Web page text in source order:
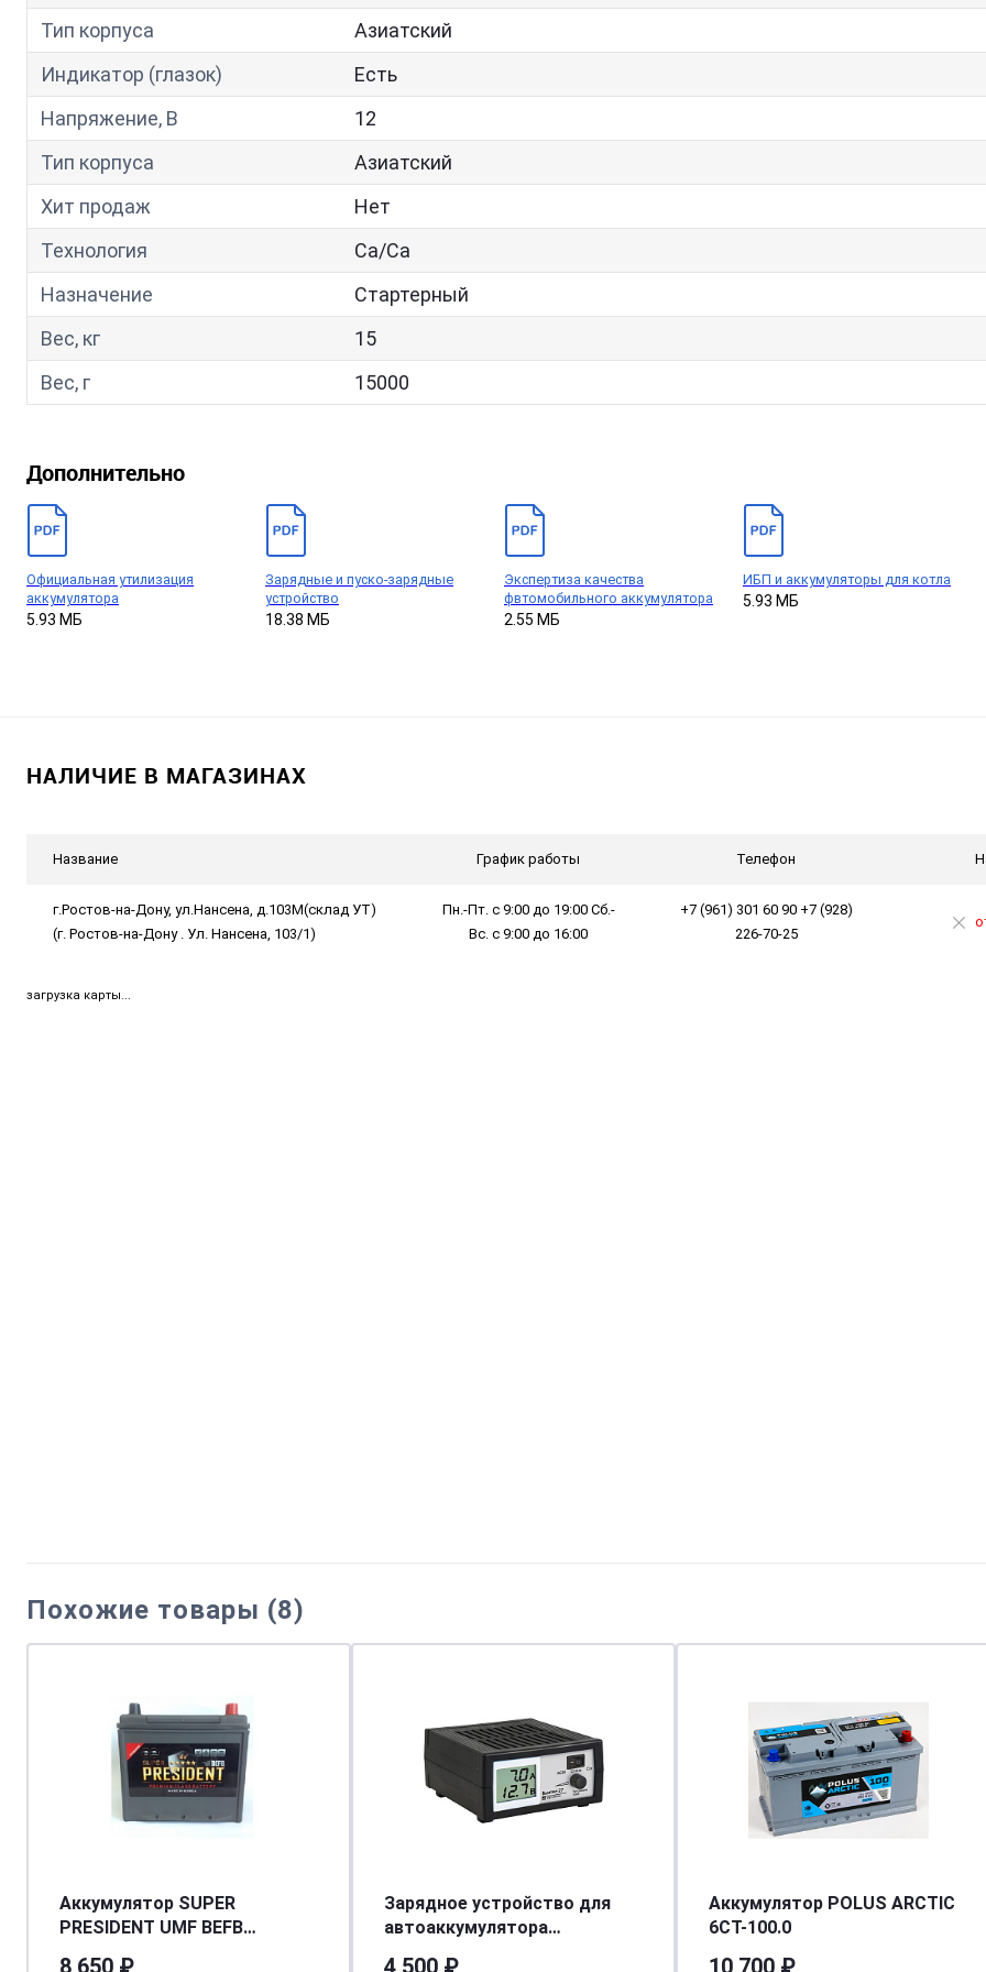
Тип корпуса
Азиатский
Индикатор (глазок)
Есть
Напряжение, В
12
Тип корпуса
Азиатский
Хит продаж
Нет
Технология
Са/Са
Назначение
Стартерный
Вес, кг
15
Вес, г
15000
Дополнительно
Официальная утилизация
аккумулятора
5.93 МБ
Зарядные и пуско-зарядные
устройство
18.38 МБ
Экспертиза качества
фвтомобильного аккумулятора
2.55 МБ
ИБП и аккумуляторы для котла
5.93 МБ
НАЛИЧИЕ В МАГАЗИНАХ
Название График работы Телефон
г.Ростов-на-Дону, ул.Нансена, д.103М(склад УТ)
(г. Ростов-на-Дону . Ул. Нансена, 103/1)
Пн.-Пт. с 9:00 до 19:00 Сб.-
Вс. с 9:00 до 16:00
+7 (961) 301 60 90 +7 (928)
226-70-25
загрузка карты...
Похожие товары (8)
Аккумулятор SUPER
PRESIDENT UMF BEFB
8 650 ₽
Зарядное устройство для
автоаккумулятора
4 500 ₽
Аккумулятор POLUS ARCTIC
6CT-100.0
10 700 ₽